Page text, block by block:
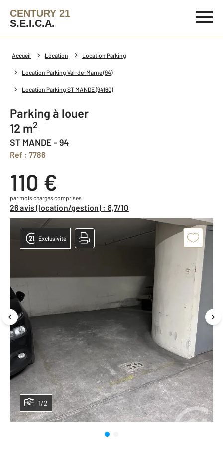
CENTURY 21
S.E.I.C.A.
Accueil Location Location Parking
Location Parking Val-de-Marne (94)
Location Parking ST MANDE (94160)
Parking à louer
12 m2
ST MANDE - 94
Ref : 7786
110 €
par mois charges comprises
26 avis (location/gestion) : 8,7/10
1/2
Exclusivité